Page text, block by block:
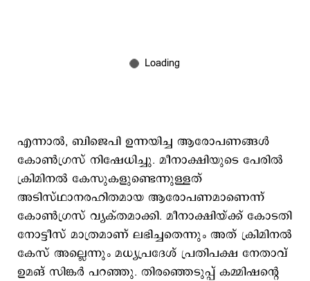
എന്നാൽ, ബിജെപി ഉന്നയിച്ച ആരോപണങ്ങൾ
കോൺഗ്രസ് നിഷേധിച്ചു. മീനാക്ഷിയുടെ പേരിൽ
ക്രിമിനൽ കേസുകളുണ്ടെന്നുള്ളത്
അടിസ്ഥാനരഹിതമായ ആരോപണമാണെന്ന്
കോൺഗ്രസ് വ്യക്തമാക്കി. മീനാക്ഷിയ്ക്ക് കോടതി
നോട്ടീസ് മാത്രമാണ് ലഭിച്ചതെന്നും അത് ക്രിമിനൽ
കേസ് അല്ലെന്നും മധ്യപ്രദേശ് പ്രതിപക്ഷ നേതാവ്
ഉമങ് സിങ്കർ പറഞ്ഞു. തിരഞ്ഞെടുപ്പ് കമ്മിഷന്റെ